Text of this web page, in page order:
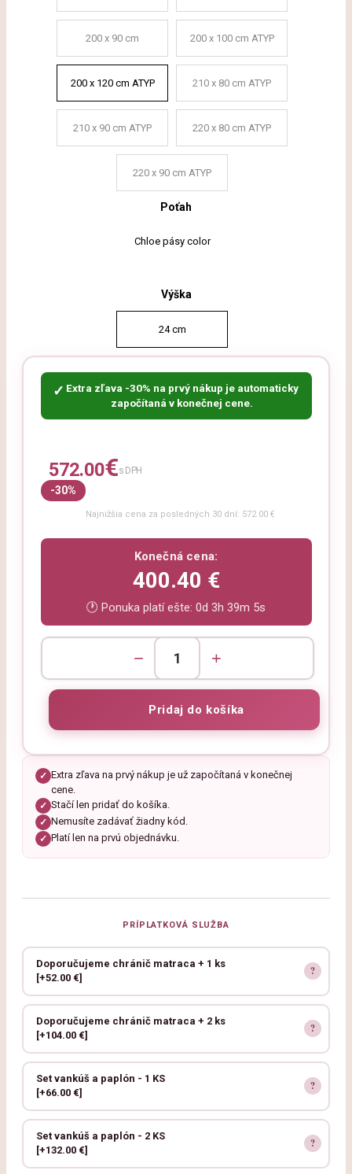
200 x 90 cm 200 x 100 cm ATYP
200 x 120 cm ATYP 210 x 80 cm ATYP
210 x 90 cm ATYP 220 x 80 cm ATYP
220 x 90 cm ATYP
Poťah
Chloe pásy color
Výška
24 cm
✓ Extra zľava -30% na prvý nákup je automaticky
započítaná v konečnej cene.
572.00€s DPH
-30%
Najnižšia cena za posledných 30 dní: 572.00 €
Konečná cena:
400.40 €
🕐 Ponuka platí ešte: 0d 3h 39m 3s
− +
✓ Extra zľava na prvý nákup je už započítaná v konečnej
cene.
✓ Stačí len pridať do košíka.
✓ Nemusíte zadávať žiadny kód.
✓ Platí len na prvú objednávku.
PRÍPLATKOVÁ SLUŽBA
Doporučujeme chránič matraca + 1 ks
[+52.00 €]
Doporučujeme chránič matraca + 2 ks
[+104.00 €]
Set vankúš a paplón - 1 KS
[+66.00 €]
Set vankúš a paplón - 2 KS
[+132.00 €]